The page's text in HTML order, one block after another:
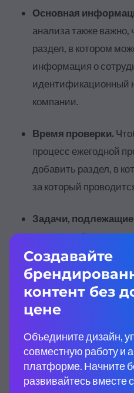
Основная
анализа также
раздел, в котором
информация о
идентификационный
компании.
Время проверки.
процесс ежегодной
добавить раздел, в
за который
Задачи, подлежащие
раздел шаблона
укажите все годовые
проводится оценка
Оценка
вы оставили
мог оценить качество
можете сделать это